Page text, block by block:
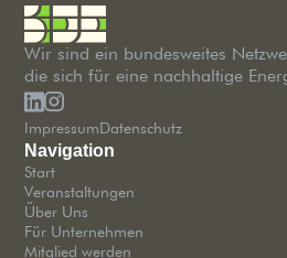
Wir sind ein bundesweites
die sich für eine nachhaltige
ImpressumDatenschutz
Navigation
Start
Veranstaltungen
Über Uns
Für Unternehmen
Mitglied werden